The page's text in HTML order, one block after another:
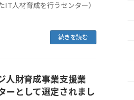
人材育成を行うセンター）
続きを読む
人財育成事業支援業
ーとして選定されまし